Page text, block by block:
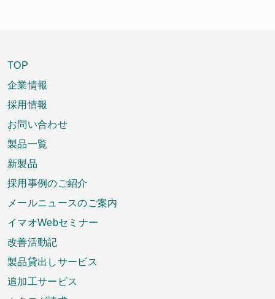
TOP
企業情報
採用情報
お問い合わせ
製品一覧
新製品
採用事例のご紹介
メールニュースのご案内
イマオWebセミナー
改善活動記
製品貸出しサービス
追加工サービス